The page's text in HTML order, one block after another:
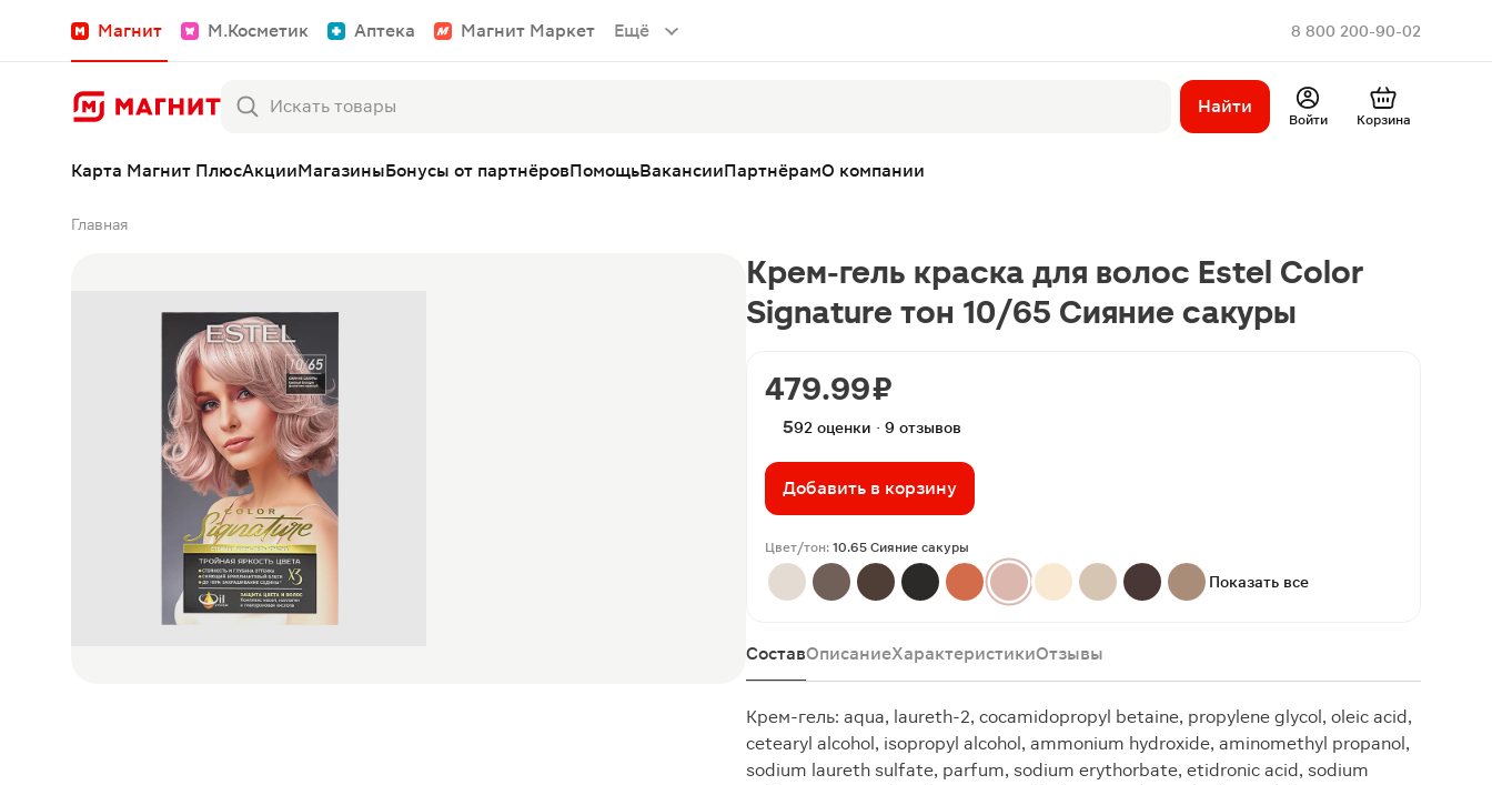
Магнит М.Косметик Аптека Магнит Маркет Ещё 8 800 200-90-02
Найти
Войти Корзина
Карта Магнит ПлюсАкцииМагазиныБонусы от партнёровПомощьВакансииПартнёрамО компании
Главная
Крем-гель краска для волос Estel Color
Signature тон 10/65 Сияние сакуры
479.99 ₽
592 оценки · 9 отзывов
Добавить в корзину
Цвет/тон: 10.65 Сияние сакуры
Показать все
СоставОписаниеХарактеристикиОтзывы
Крем-гель: aqua, laureth-2, cocamidopropyl betaine, propylene glycol, oleic acid,
cetearyl alcohol, isopropyl alcohol, ammonium hydroxide, aminomethyl propanol,
sodium laureth sulfate, parfum, sodium erythorbate, etidronic acid, sodium